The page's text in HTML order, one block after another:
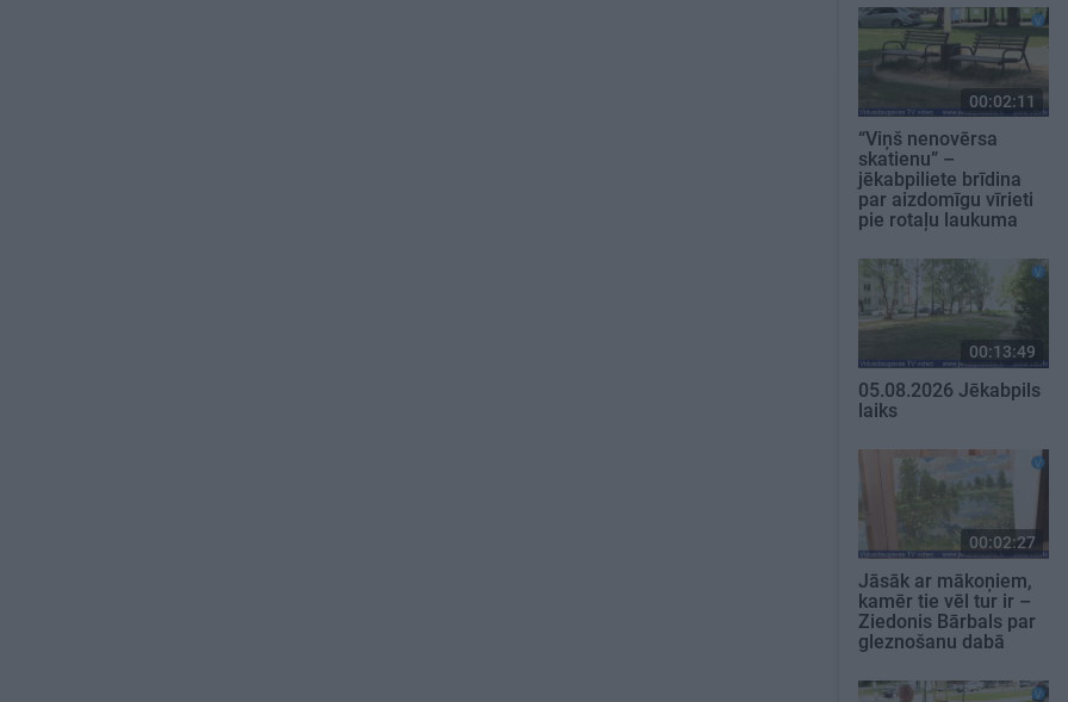
00:02:11
“Viņš nenovērsa
skatienu” –
jēkabpiliete brīdina
par aizdomīgu vīrieti
pie rotaļu laukuma
00:13:49
05.08.2026 Jēkabpils
laiks
00:02:27
Jāsāk ar mākoņiem,
kamēr tie vēl tur ir –
Ziedonis Bārbals par
gleznošanu dabā